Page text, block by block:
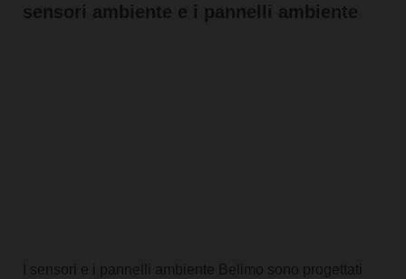
sensori ambiente e i pannelli ambiente
I sensori e i pannelli ambiente Belimo sono progettati